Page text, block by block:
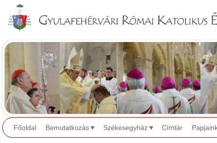
Főoldal Bemutatkozás Székesegyház Címtár